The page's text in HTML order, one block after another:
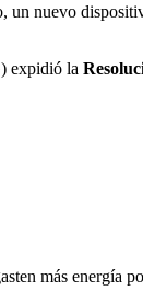
un nuevo
expidió la
más energía